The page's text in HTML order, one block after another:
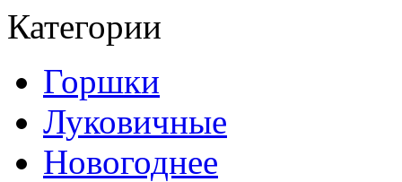
Категории
Горшки
Луковичные
Новогоднее